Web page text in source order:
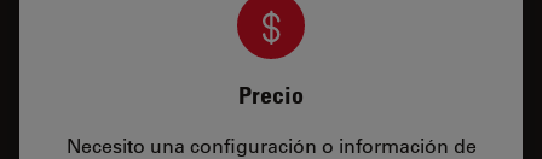
Precio
Necesito una configuración o información de